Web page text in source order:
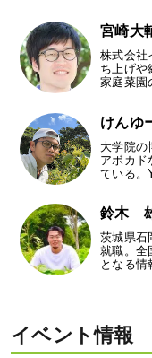
宮崎大
株式会社
ち上げや
家庭菜園
けんゆ
大学院の
アボカド
ている。
鈴木
茨城県石
就職。全
となる
イベント情報